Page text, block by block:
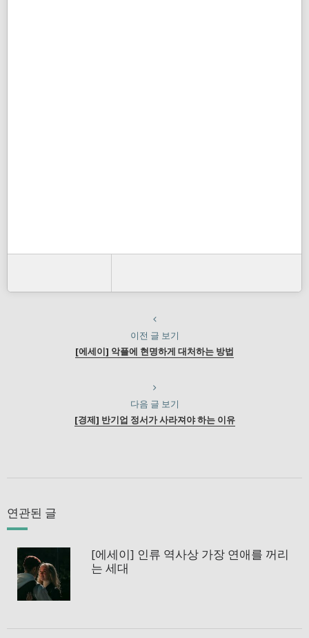
이전 글 보기
[에세이] 악플에 현명하게 대처하는 방법
다음 글 보기
[경제] 반기업 정서가 사라져야 하는 이유
연관된 글
[에세이] 인류 역사상 가장 연애를 꺼리
는 세대